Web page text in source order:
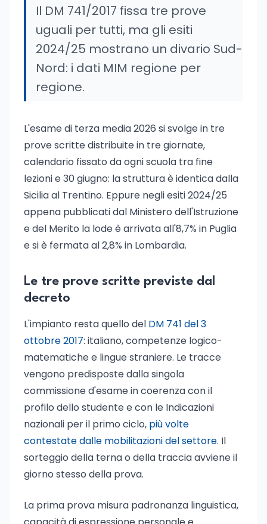
Il DM 741/2017 fissa tre prove
uguali per tutti, ma gli esiti
2024/25 mostrano un divario Sud-
Nord: i dati MIM regione per
regione.
L'esame di terza media 2026 si svolge in tre
prove scritte distribuite in tre giornate,
calendario fissato da ogni scuola tra fine
lezioni e 30 giugno: la struttura è identica dalla
Sicilia al Trentino. Eppure negli esiti 2024/25
appena pubblicati dal Ministero dell'Istruzione
e del Merito la lode è arrivata all'8,7% in Puglia
e si è fermata al 2,8% in Lombardia.
Le tre prove scritte previste dal
decreto
L'impianto resta quello del DM 741 del 3
ottobre 2017: italiano, competenze logico-
matematiche e lingue straniere. Le tracce
vengono predisposte dalla singola
commissione d'esame in coerenza con il
profilo dello studente e con le Indicazioni
nazionali per il primo ciclo, più volte
contestate dalle mobilitazioni del settore. Il
sorteggio della terna o della traccia avviene il
giorno stesso della prova.
La prima prova misura padronanza linguistica,